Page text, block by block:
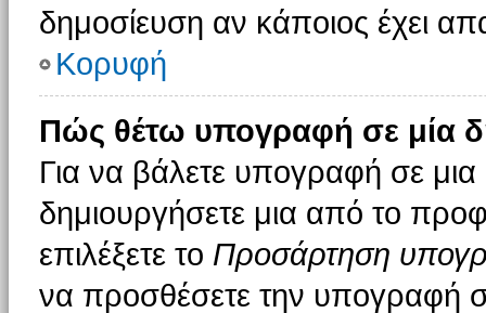
δημοσίευση αν κάποιος έχει
Κορυφή
Πώς θέτω υπογραφή σε μία
Για να βάλετε υπογραφή σε
δημιουργήσετε μια από το
επιλέξετε το Προσάρτηση
να προσθέσετε την υπογραφή